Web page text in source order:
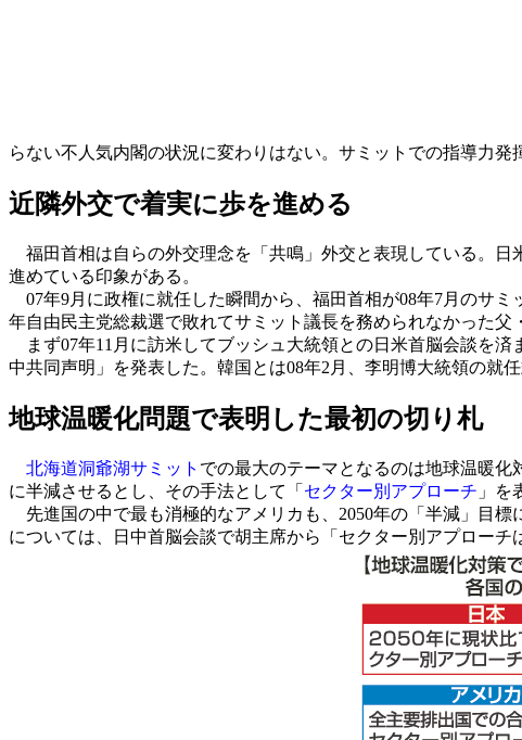
らない不人気内閣の状況に変わりはない。サミットでの指導力発
近隣外交で着実に歩を進める
福田首相は自らの外交理念を「共鳴」外交と表現している。日
進めている印象がある。
07年9月に政権に就任した瞬間から、福田首相が08年7月のサ
年自由民主党総裁選で敗れてサミット議長を務められなかった
まず07年11月に訪米してブッシュ大統領との日米首脳会談を済
中共同声明」を発表した。韓国とは08年2月、李明博大統領の就
地球温暖化問題で表明した最初の切り札
北海道洞爺湖サミット での最大のテーマとなるのは地球温暖化
に半減させるとし、その手法として「 セクター別アプローチ 」を
先進国の中で最も消極的なアメリカも、2050年の「半減」目
については、日中首脳会談で胡主席から「セクター別アプロー